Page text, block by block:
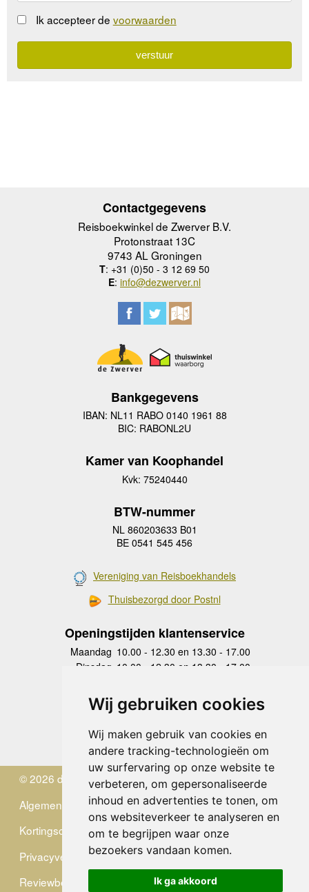
Wij gebruiken cookies
Wij maken gebruik van cookies en
andere tracking-technologieën om
uw surfervaring op onze website te
verbeteren, om gepersonaliseerde
inhoud en advertenties te tonen, om
ons websiteverkeer te analyseren en
om te begrijpen waar onze
bezoekers vandaan komen.
Ik ga akkoord
Ik accepteer de voorwaarden
Contactgegevens
Reisboekwinkel de Zwerver B.V.
Protonstraat 13C
9743 AL Groningen
T: +31 (0)50 - 3 12 69 50
E: info@dezwerver.nl
Bankgegevens
IBAN: NL11 RABO 0140 1961 88
BIC: RABONL2U
Kamer van Koophandel
Kvk: 75240440
BTW-nummer
NL 860203633 B01
BE 0541 545 456
Vereniging van Reisboekhandels
Thuisbezorgd door Postnl
Openingstijden klantenservice
Maandag 10.00 - 12.30 en 13.30 - 17.00
Dinsdag 10.00 - 12.30 en 13.30 - 17.00
Donderdag
10.00 - 12.30 en 13.30 - 17.00
Vrijdag 10.00 - 12.30 en 13.30 - 17.00
Zaterdag
gesloten
Zondag gesloten
© 2026 de Zwerver
Algemene Voorwaarden
Kortingscode
Privacyverklaring
Reviewbeleid